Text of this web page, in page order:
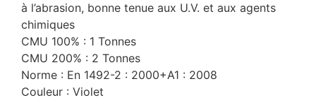
à l’abrasion, bonne tenue aux U.V. et aux agents
chimiques
CMU 100% : 1 Tonnes
CMU 200% : 2 Tonnes
Norme : En 1492-2 : 2000+A1 : 2008
Couleur : Violet